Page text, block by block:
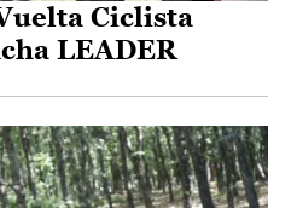
Ciclista
LEADER